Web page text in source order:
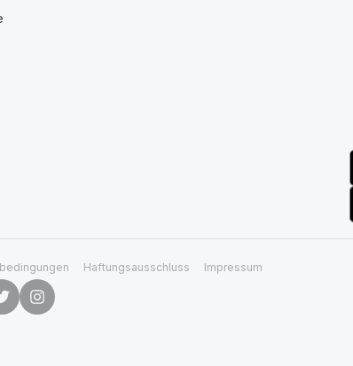
Haftungsausschluss Impressum